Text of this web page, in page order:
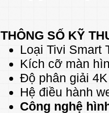
THÔNG SỐ KỸ
Loại Tivi Smart
Kích cỡ màn
Độ phân giải 4K
Hệ điều hành
Công nghệ